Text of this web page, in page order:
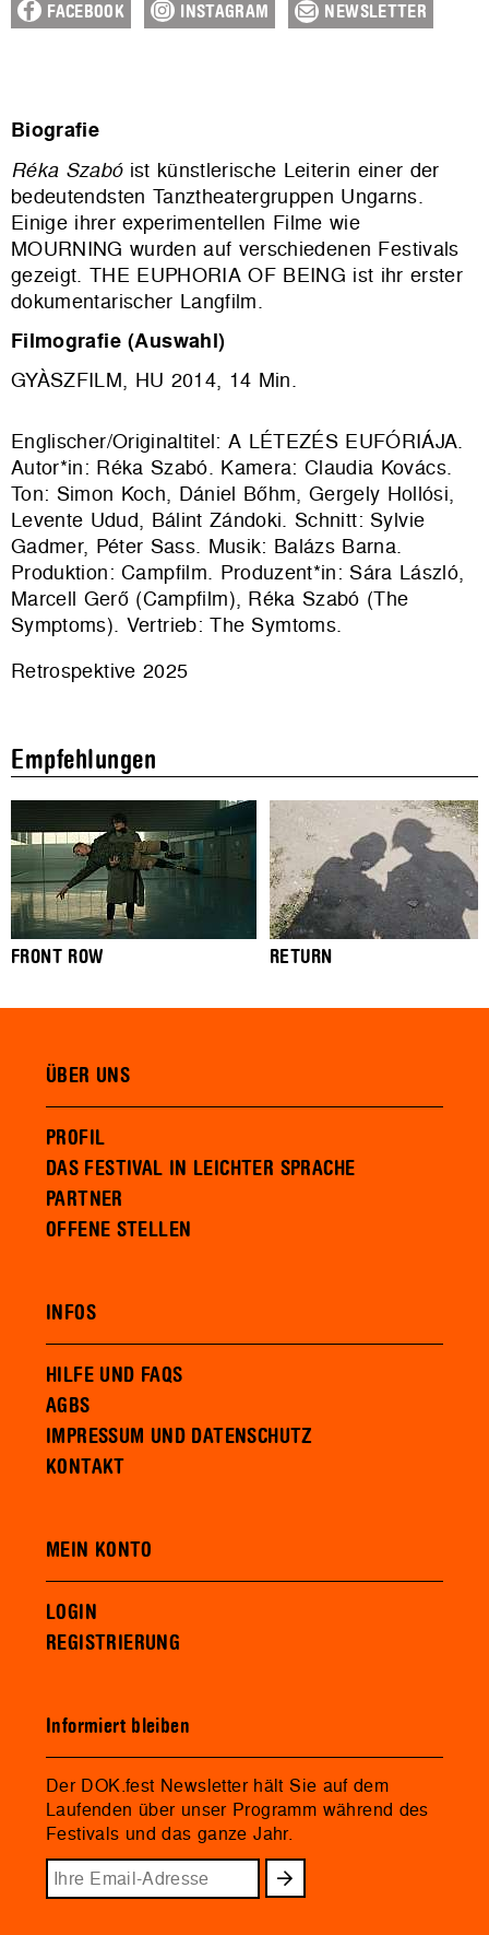
FACEBOOK INSTAGRAM NEWSLETTER
Biografie
Réka Szabó ist künstlerische Leiterin einer der
bedeutendsten Tanztheatergruppen Ungarns.
Einige ihrer experimentellen Filme wie
MOURNING wurden auf verschiedenen Festivals
gezeigt. THE EUPHORIA OF BEING ist ihr erster
dokumentarischer Langfilm.
Filmografie (Auswahl)
GYÀSZFILM, HU 2014, 14 Min.
Englischer/Originaltitel: A LÉTEZÉS EUFÓRIÁJA.
Autor*in: Réka Szabó. Kamera: Claudia Kovács.
Ton: Simon Koch, Dániel Bőhm, Gergely Hollósi,
Levente Udud, Bálint Zándoki. Schnitt: Sylvie
Gadmer, Péter Sass. Musik: Balázs Barna.
Produktion:Campfilm. Produzent*in: Sára László,
Marcell Gerő (Campfilm), Réka Szabó (The
Symptoms). Vertrieb:The Symtoms.
Retrospektive 2025
Empfehlungen
FRONT ROW RETURN
ÜBER UNS
PROFIL
DAS FESTIVAL IN LEICHTER SPRACHE
PARTNER
OFFENE STELLEN
INFOS
HILFE UND FAQS
AGBS
IMPRESSUM UND DATENSCHUTZ
KONTAKT
MEIN KONTO
LOGIN
REGISTRIERUNG
Informiert bleiben
Der DOK.fest Newsletter hält Sie auf dem
Laufenden über unser Programm während des
Festivals und das ganze Jahr.